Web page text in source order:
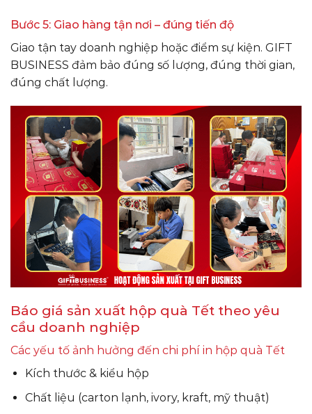
Bước 5: Giao hàng tận nơi – đúng tiến độ
Giao tận tay doanh nghiệp hoặc điểm sự kiện. GIFT
BUSINESS đảm bảo đúng số lượng, đúng thời gian,
đúng chất lượng.
Báo giá sản xuất hộp quà Tết theo yêu
cầu doanh nghiệp
Các yếu tố ảnh hưởng đến chi phí in hộp quà Tết
Kích thước & kiểu hộp
Chất liệu (carton lạnh, ivory, kraft, mỹ thuật)